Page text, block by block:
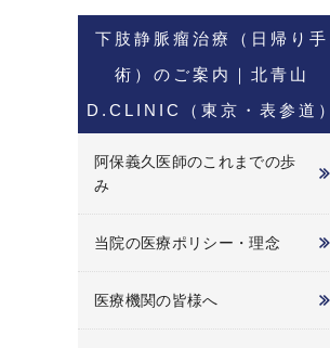
下肢静脈瘤治療（日帰り手
術）のご案内｜北青山
D.CLINIC（東京・表参道）
阿保義久医師のこれまでの歩
み
当院の医療ポリシー・理念
医療機関の皆様へ